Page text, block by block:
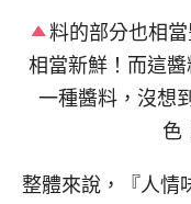
料的部分也相
相當新鮮！而這
一種醬料，沒想
色
整體來說，『人情